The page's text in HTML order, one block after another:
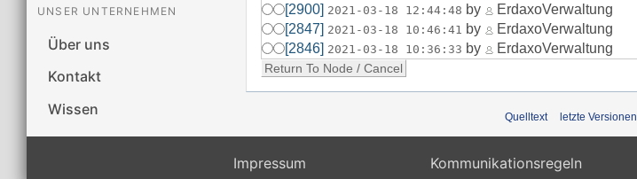
UNSER UNTERNEHMEN
Über uns
Kontakt
Wissen
[2900] 2021-03-18 12:44:48 by
ErdaxoVerwaltung
[2847] 2021-03-18 10:46:41 by
ErdaxoVerwaltung
[2846] 2021-03-18 10:36:33 by ErdaxoVerwaltung
Quelltext letzte Versionen
Impressum Kommunikationsregeln